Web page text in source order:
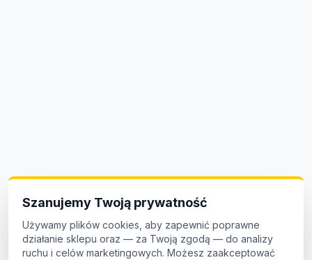
Szanujemy Twoją prywatność
Używamy plików cookies, aby zapewnić poprawne
działanie sklepu oraz — za Twoją zgodą — do analizy
ruchu i celów marketingowych. Możesz zaakceptować